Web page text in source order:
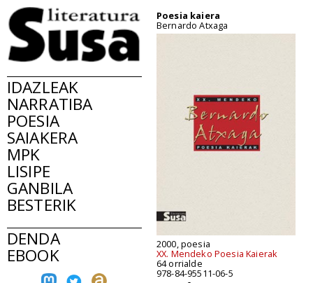
IDAZLEAK
NARRATIBA
POESIA
SAIAKERA
MPK
LISIPE
GANBILA
BESTERIK
DENDA
EBOOK
Poesia kaiera
Bernardo Atxaga
2000, poesia
XX. Mendeko Poesia Kaierak
64 orrialde
978-84-95511-06-5